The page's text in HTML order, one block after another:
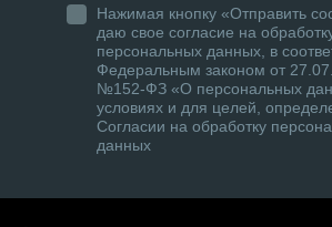
Нажимая кнопку «Отправить
даю свое согласие на
персональных данных, в
Федеральным законом от
№152-ФЗ «О персональных
условиях и для целей,
Согласии на обработку
данных